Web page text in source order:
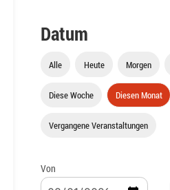
Datum
Alle Heute Morgen
Diese Woche Diesen Monat
Vergangene Veranstaltungen
Von